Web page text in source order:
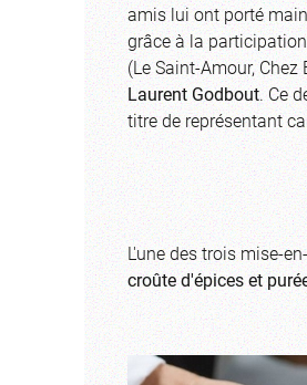
amis lui ont porté
grâce à la
(Le Saint-Amour, Chez
Laurent Godbout. Ce
titre de représentant
L'une des trois mise-
croûte d'épices et